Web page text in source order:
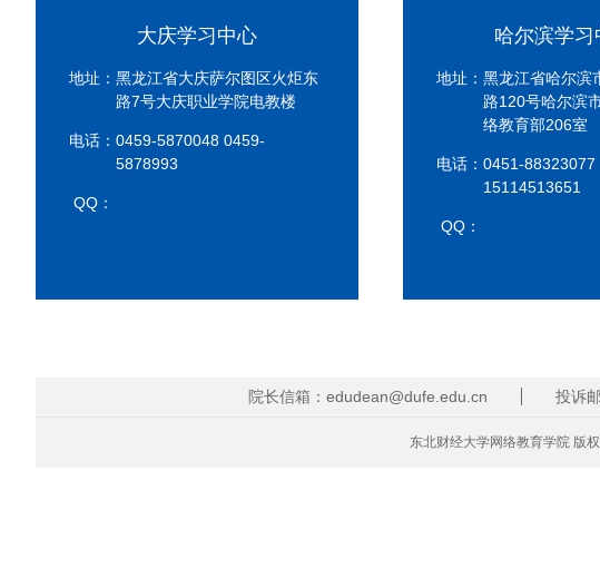
大庆学习中心
地址：黑龙江省大庆萨尔图区火炬东
路7号大庆职业学院电教楼
电话：0459-5870048 0459-
5878993
QQ：
哈尔滨学习
地址：黑龙江省哈尔滨
路120号哈尔滨
络教育部206室
电话：0451-88323077
15114513651
QQ：
院长信箱：edudean@dufe.edu.cn 投诉
东北财经大学网络教育学院 版